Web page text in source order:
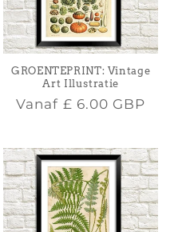
GROENTEPRINT: Vintage
Art Illustratie
Normale
Vanaf £ 6.00 GBP